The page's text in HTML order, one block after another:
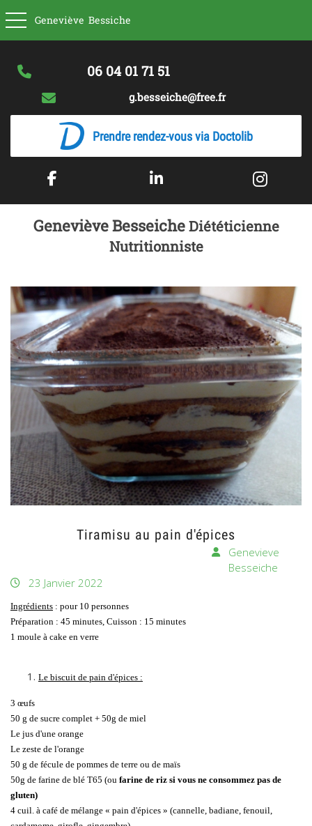
Geneviève Bessiche
Basculer la navigation
06 04 01 71 51
g.besseiche@free.fr
Prendre rendez-vous via Doctolib
Geneviève BesseicheDiététicienne
Nutritionniste
Tiramisu au pain d'épices
Genevieve
Besseiche
23 Janvier 2022
Ingrédients : pour 10 personnes
Préparation : 45 minutes, Cuisson : 15 minutes
1 moule à cake en verre
Le biscuit de pain d'épices :
3 œufs
50 g de sucre complet + 50g de miel
Le jus d'une orange
Le zeste de l'orange
50 g de fécule de pommes de terre ou de maïs
50g de farine de blé T65 (ou farine de riz si vous ne consommez pas de
gluten)
4 cuil. à café de mélange « pain d'épices » (cannelle, badiane, fenouil,